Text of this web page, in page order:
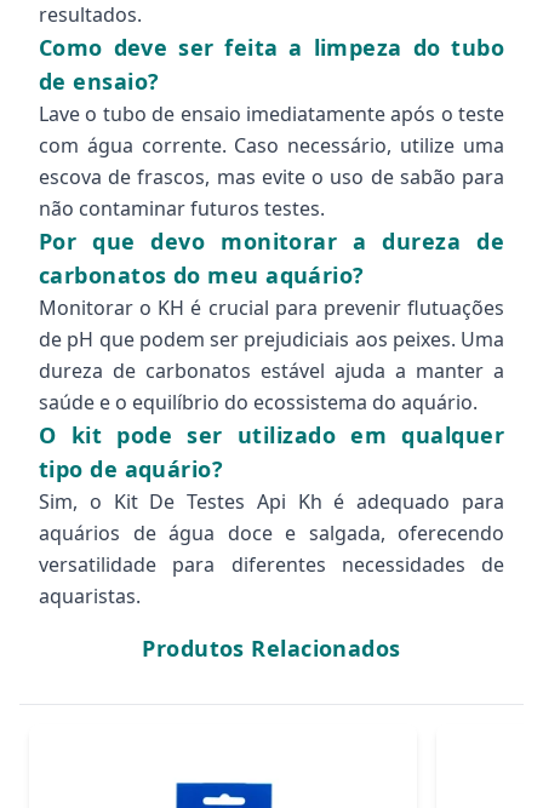
resultados.
Como deve ser feita a limpeza do tubo
de ensaio?
Lave o tubo de ensaio imediatamente após o teste
com água corrente. Caso necessário, utilize uma
escova de frascos, mas evite o uso de sabão para
não contaminar futuros testes.
Por que devo monitorar a dureza de
carbonatos do meu aquário?
Monitorar o KH é crucial para prevenir flutuações
de pH que podem ser prejudiciais aos peixes. Uma
dureza de carbonatos estável ajuda a manter a
saúde e o equilíbrio do ecossistema do aquário.
O kit pode ser utilizado em qualquer
tipo de aquário?
Sim, o Kit De Testes Api Kh é adequado para
aquários de água doce e salgada, oferecendo
versatilidade para diferentes necessidades de
aquaristas.
Produtos Relacionados